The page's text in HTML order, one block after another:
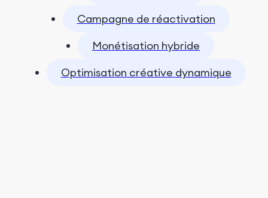
Campagne de réactivation
Monétisation hybride
Optimisation créative dynamique